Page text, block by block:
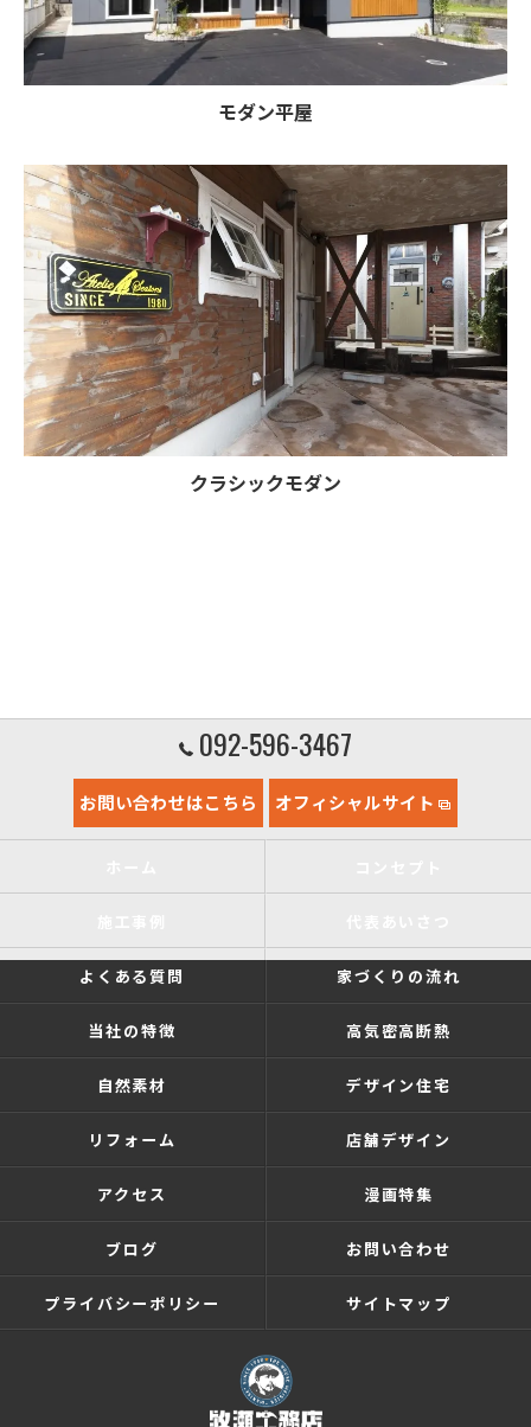
モダン平屋
クラシックモダン
092-596-3467
お問い合わせはこちら オフィシャルサイト
よくある質問 家づくりの流れ
当社の特徴 高気密高断熱
自然素材 デザイン住宅
リフォーム 店舗デザイン
アクセス 漫画特集
ブログ お問い合わせ
プライバシーポリシー サイトマップ